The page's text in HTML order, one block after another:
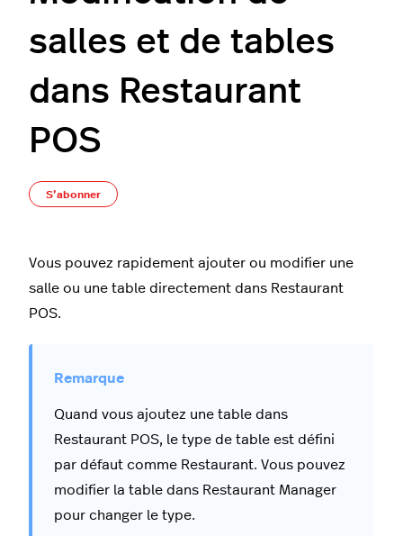
salles et de tables
dans Restaurant
POS
S’abonner
Vous pouvez rapidement ajouter ou modifier une
salle ou une table directement dans Restaurant
POS.
Quand vous ajoutez une table dans
Restaurant POS, le type de table est défini
par défaut comme Restaurant. Vous pouvez
modifier la table dans Restaurant Manager
pour changer le type.